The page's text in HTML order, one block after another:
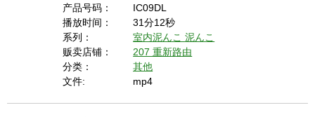
V
产品号码：
IC09DL
播放时间：
31分12秒
系列：
室内泥んこ泥んこ
贩卖店铺：
207 重新路由
分类：
其他
文件:
mp4